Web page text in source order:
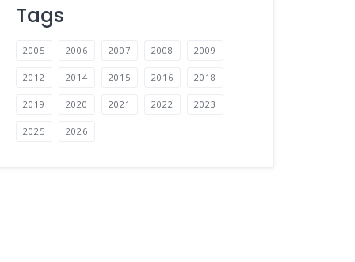
Tags
2005 2006 2007 2008 2009
2012 2014 2015 2016 2018
2019 2020 2021 2022 2023
2025 2026